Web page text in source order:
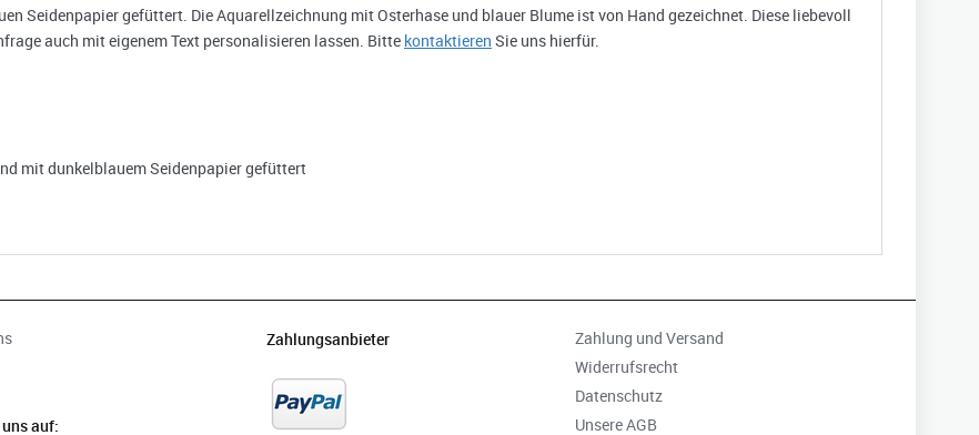
Seidenpapier gefüttert. Die Aquarellzeichnung mit Osterhase und blauer Blume ist von Hand gezeichnet. Diese liebevoll
auch mit eigenem Text personalisieren lassen. Bitte kontaktieren Sie uns hierfür.
mit dunkelblauem Seidenpapier gefüttert
auf:
Zahlungsanbieter
Zahlung und Versand
Widerrufsrecht
Datenschutz
Unsere AGB